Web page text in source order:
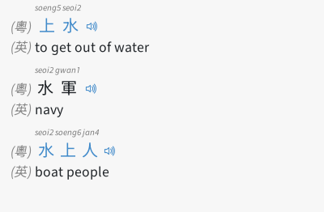
(粵) 上水
soeng5 seoi2
(英) to get out of water
(粵) 水
seoi2
軍
gwan1
(英) navy
(粵) 水上人
seoi2 soeng6 jan4
(英) boat people